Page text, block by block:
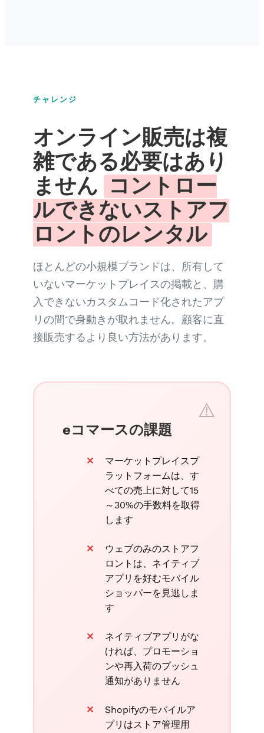
チャレンジ
オンライン販売は複
雑である必要はあり
ません
コントロー
ルできないストアフ
ロントのレンタル
ほとんどの小規模ブランドは、所有して
いないマーケットプレイスの掲載と、購
入できないカスタムコード化されたアプ
リの間で身動きが取れません。顧客に直
接販売するより良い方法があります。
eコマースの課題
マーケットプレイスプ
ラットフォームは、す
べての売上に対して15
～30%の手数料を取得
します
ウェブのみのストアフ
ロントは、ネイティブ
アプリを好むモバイル
ショッパーを見逃しま
す
ネイティブアプリがな
ければ、プロモーショ
ンや再入荷のプッシュ
通知がありません
Shopifyのモバイルア
プリはストア管理用